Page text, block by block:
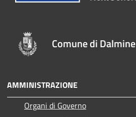
Comune di Dalmine
AMMINISTRAZIONE
Organi di Governo